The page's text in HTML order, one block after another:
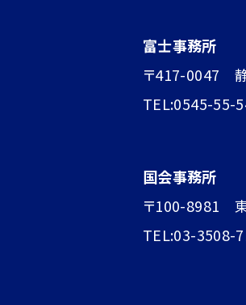
富士事務所
〒417-0047
TEL:0545-55-
国会事務所
〒100-8981
TEL:03-3508-